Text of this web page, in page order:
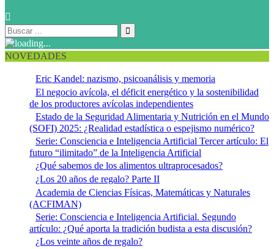
NOVEDADES
Eric Kandel: nazismo, psicoanálisis y memoria
El negocio avícola, el déficit energético y la sostenibilidad
de los productores avícolas independientes
Estado de la Seguridad Alimentaria y Nutrición en el Mundo
(SOFI) 2025: ¿Realidad estadística o espejismo numérico?
Serie: Consciencia e Inteligencia Artificial Tercer artículo: El
futuro “ilimitado” de la Inteligencia Artificial
¿Qué sabemos de los alimentos ultraprocesados?
¿Los 20 años de regalo? Parte II
Academia de Ciencias Físicas, Matemáticas y Naturales
(ACFIMAN)
Serie: Consciencia e Inteligencia Artificial. Segundo
artículo: ¿Qué aporta la tradición budista a esta discusión?
¿Los veinte años de regalo?